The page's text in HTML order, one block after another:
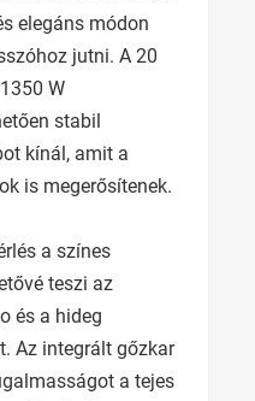
elegáns módon
jutni. A 20
W
stabil
kínál, amit a
is megerősítenek.
a színes
teszi az
és a hideg
Az integrált gőzkar
a tejes